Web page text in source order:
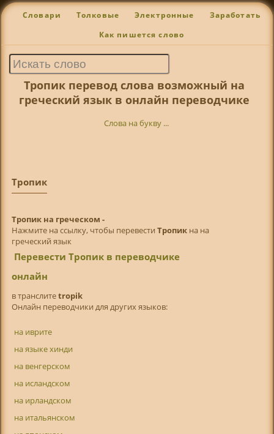
Словари Толковые Электронные Заработать
Как пишется слово
Тропик перевод слова возможный на
греческий язык в онлайн переводчике
Слова на букву ...
Тропик
Тропик на греческом -
Нажмите на ссылку, чтобы перевести Тропикна на
греческий язык
Перевести Тропик в переводчике
онлайн
в транслитetropik
Онлайн переводчики для других языков:
на иврите
на языке хинди
на венгерском
на исландском
на ирландском
на итальянском